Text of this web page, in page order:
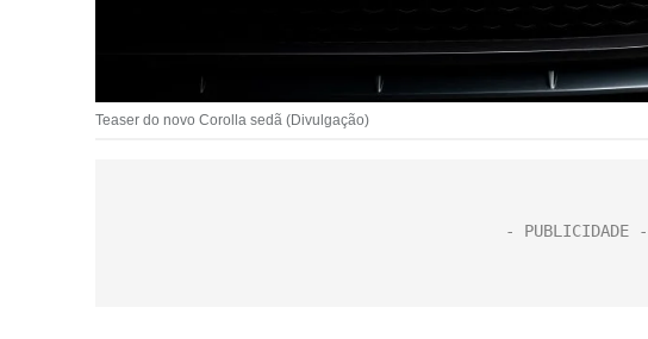
Teaser do novo Corolla sedã (Divulgação)